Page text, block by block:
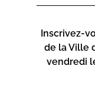
Place du Théatre
Rue Favalelli
20200 Bastia
Inscrivez-
de la Ville
vendredi